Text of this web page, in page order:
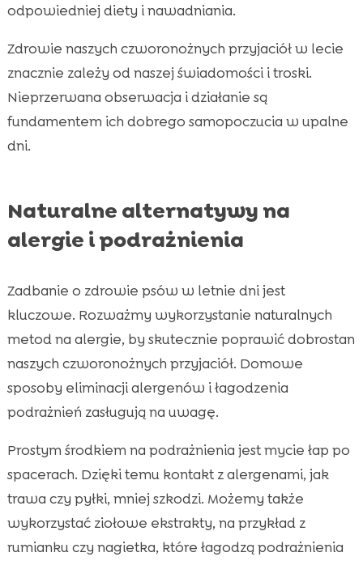
odpowiedniej diety i nawadniania.
Zdrowie naszych czworonożnych przyjaciół w lecie
znacznie zależy od naszej świadomości i troski.
Nieprzerwana obserwacja i działanie są
fundamentem ich dobrego samopoczucia w upalne
dni.
Naturalne alternatywy na
alergie i podrażnienia
Zadbanie o zdrowie psów w letnie dni jest
kluczowe. Rozważmy wykorzystanie naturalnych
metod na alergie, by skutecznie poprawić dobrostan
naszych czworonożnych przyjaciół. Domowe
sposoby eliminacji alergenów i łagodzenia
podrażnień zasługują na uwagę.
Prostym środkiem na podrażnienia jest mycie łap po
spacerach. Dzięki temu kontakt z alergenami, jak
trawa czy pyłki, mniej szkodzi. Możemy także
wykorzystać ziołowe ekstrakty, na przykład z
rumianku czy nagietka, które łagodzą podrażnienia